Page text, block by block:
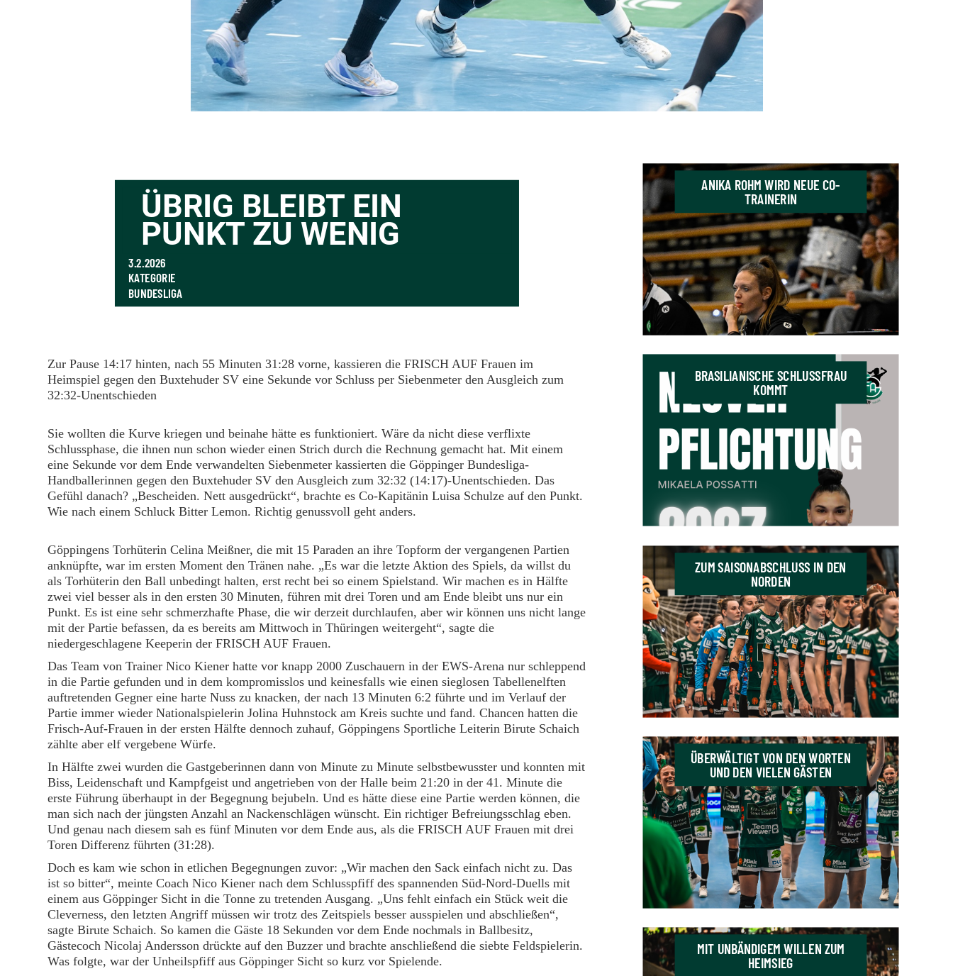
ÜBRIG BLEIBT EIN
PUNKT ZU WENIG
3.2.2026
KATEGORIE
BUNDESLIGA
Zur Pause 14:17 hinten, nach 55 Minuten 31:28 vorne, kassieren die FRISCH AUF Frauen im
Heimspiel gegen den Buxtehuder SV eine Sekunde vor Schluss per Siebenmeter den Ausgleich zum
32:32-Unentschieden
Sie wollten die Kurve kriegen und beinahe hätte es funktioniert. Wäre da nicht diese verflixte
Schlussphase, die ihnen nun schon wieder einen Strich durch die Rechnung gemacht hat. Mit einem
eine Sekunde vor dem Ende verwandelten Siebenmeter kassierten die Göppinger Bundesliga-
Handballerinnen gegen den Buxtehuder SV den Ausgleich zum 32:32 (14:17)-Unentschieden. Das
Gefühl danach? „Bescheiden. Nett ausgedrückt“, brachte es Co-Kapitänin Luisa Schulze auf den Punkt.
Wie nach einem Schluck Bitter Lemon. Richtig genussvoll geht anders.
Göppingens Torhüterin Celina Meißner, die mit 15 Paraden an ihre Topform der vergangenen Partien
anknüpfte, war im ersten Moment den Tränen nahe. „Es war die letzte Aktion des Spiels, da willst du
als Torhüterin den Ball unbedingt halten, erst recht bei so einem Spielstand. Wir machen es in Hälfte
zwei viel besser als in den ersten 30 Minuten, führen mit drei Toren und am Ende bleibt uns nur ein
Punkt. Es ist eine sehr schmerzhafte Phase, die wir derzeit durchlaufen, aber wir können uns nicht lange
mit der Partie befassen, da es bereits am Mittwoch in Thüringen weitergeht“, sagte die
niedergeschlagene Keeperin der FRISCH AUF Frauen.
Das Team von Trainer Nico Kiener hatte vor knapp 2000 Zuschauern in der EWS-Arena nur schleppend
in die Partie gefunden und in dem kompromisslos und keinesfalls wie einen sieglosen Tabellenelften
auftretenden Gegner eine harte Nuss zu knacken, der nach 13 Minuten 6:2 führte und im Verlauf der
Partie immer wieder Nationalspielerin Jolina Huhnstock am Kreis suchte und fand. Chancen hatten die
Frisch-Auf-Frauen in der ersten Hälfte dennoch zuhauf, Göppingens Sportliche Leiterin Birute Schaich
zählte aber elf vergebene Würfe.
In Hälfte zwei wurden die Gastgeberinnen dann von Minute zu Minute selbstbewusster und konnten mit
Biss, Leidenschaft und Kampfgeist und angetrieben von der Halle beim 21:20 in der 41. Minute die
erste Führung überhaupt in der Begegnung bejubeln. Und es hätte diese eine Partie werden können, die
man sich nach der jüngsten Anzahl an Nackenschlägen wünscht. Ein richtiger Befreiungsschlag eben.
Und genau nach diesem sah es fünf Minuten vor dem Ende aus, als die FRISCH AUF Frauen mit drei
Toren Differenz führten (31:28).
Doch es kam wie schon in etlichen Begegnungen zuvor: „Wir machen den Sack einfach nicht zu. Das
ist so bitter“, meinte Coach Nico Kiener nach dem Schlusspfiff des spannenden Süd-Nord-Duells mit
einem aus Göppinger Sicht in die Tonne zu tretenden Ausgang. „Uns fehlt einfach ein Stück weit die
Cleverness, den letzten Angriff müssen wir trotz des Zeitspiels besser ausspielen und abschließen“,
sagte Birute Schaich. So kamen die Gäste 18 Sekunden vor dem Ende nochmals in Ballbesitz,
Gästecoch Nicolaj Andersson drückte auf den Buzzer und brachte anschließend die siebte Feldspielerin.
Was folgte, war der Unheilspfiff aus Göppinger Sicht so kurz vor Spielende.
ANIKA ROHM WIRD NEUE CO-
TRAINERIN
BRASILIANISCHE SCHLUSSFRAU
KOMMT
ZUM SAISONABSCHLUSS IN DEN
NORDEN
ÜBERWÄLTIGT VON DEN WORTEN
UND DEN VIELEN GÄSTEN
MIT UNBÄNDIGEM WILLEN ZUM
HEIMSIEG